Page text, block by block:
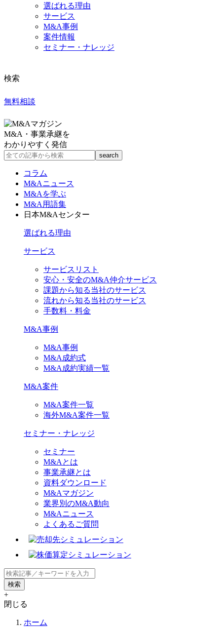
選ばれる理由
サービス
M&A事例
案件情報
セミナー・ナレッジ
検索
無料相談
M&A・事業承継を
わかりやすく発信
コラム
M&Aニュース
M&Aを学ぶ
M&A用語集
日本M&Aセンター
選ばれる理由
サービス
サービスリスト
安心・安全のM&A仲介サービス
課題から知る当社のサービス
流れから知る当社のサービス
手数料・料金
M&A事例
M&A事例
M&A成約式
M&A成約実績一覧
M&A案件
M&A案件一覧
海外M&A案件一覧
セミナー・ナレッジ
セミナー
M&Aとは
事業承継とは
資料ダウンロード
M&Aマガジン
業界別のM&A動向
M&Aニュース
よくあるご質問
+
閉じる
ホーム